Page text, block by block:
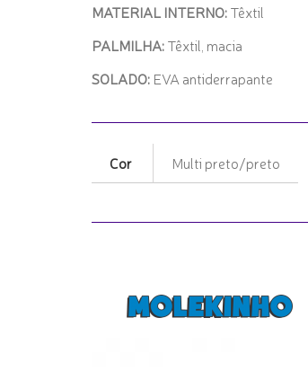
MATERIAL INTERNO:Têxtil
PALMILHA:Têxtil, macia
SOLADO: EVA antiderrapante
Cor Multi preto/preto